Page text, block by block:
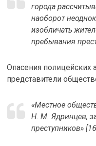
города
наоборот
изобличать
пребывания
Опасения полицейских
представители
«Местное
Н. М. Ядринцев,
преступников»